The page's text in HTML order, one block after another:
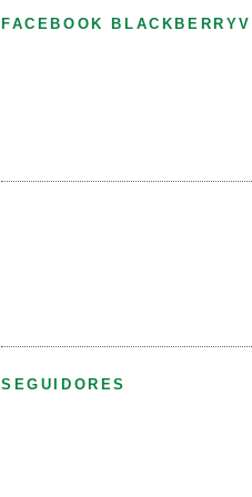
FACEBOOK
SEGUIDORES